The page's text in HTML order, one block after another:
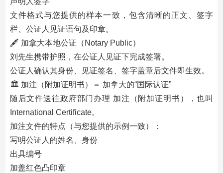
文件格式与您提供的样本一致，包含清晰的正文、签字
栏、公证人见证语句及印章。
🖋 加拿大本地公证（Notary Public）
刘先生携带护照，在公证人见证下完成签署。
公证人确认其身份、见证签名、签字盖章后文件即生效。
🏛 加注（附加证明书）＝ 加拿大的“国际认证”
随后文件送往政府部门办理 加注（附加证明书），也叫
International Certificate。
加注文件的特点（与您提供的示例一致）：
写明公证人的姓名、身份
出具编号
加盖红色凸印章